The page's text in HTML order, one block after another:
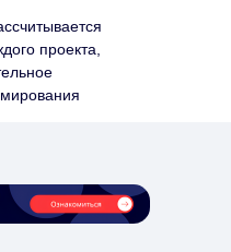
проекта,